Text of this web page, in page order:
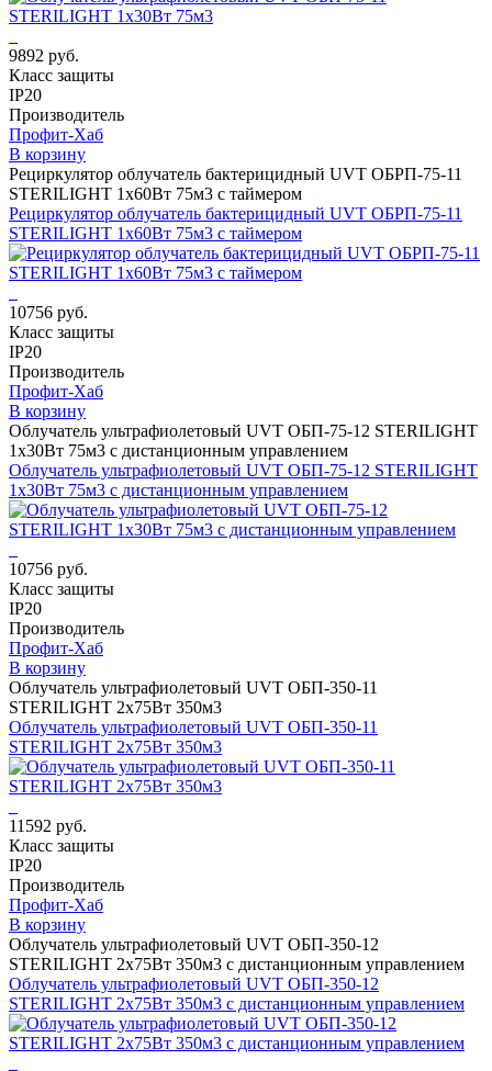
9892 руб.
Класс защиты
IP20
Производитель
Профит-Хаб
В корзину
Рециркулятор облучатель бактерицидный UVT ОБРП-75-11
STERILIGHT 1х60Вт 75м3 с таймером
Рециркулятор облучатель бактерицидный UVT ОБРП-75-11
STERILIGHT 1х60Вт 75м3 с таймером
10756 руб.
Класс защиты
IP20
Производитель
Профит-Хаб
В корзину
Облучатель ультрафиолетовый UVT ОБП-75-12 STERILIGHT
1х30Вт 75м3 с дистанционным управлением
Облучатель ультрафиолетовый UVT ОБП-75-12 STERILIGHT
1х30Вт 75м3 с дистанционным управлением
10756 руб.
Класс защиты
IP20
Производитель
Профит-Хаб
В корзину
Облучатель ультрафиолетовый UVT ОБП-350-11
STERILIGHT 2х75Вт 350м3
Облучатель ультрафиолетовый UVT ОБП-350-11
STERILIGHT 2х75Вт 350м3
11592 руб.
Класс защиты
IP20
Производитель
Профит-Хаб
В корзину
Облучатель ультрафиолетовый UVT ОБП-350-12
STERILIGHT 2х75Вт 350м3 с дистанционным управлением
Облучатель ультрафиолетовый UVT ОБП-350-12
STERILIGHT 2х75Вт 350м3 с дистанционным управлением